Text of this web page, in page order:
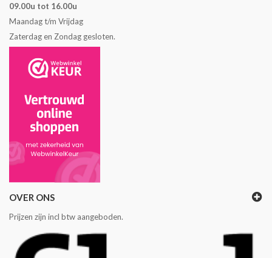
09.00u tot 16.00u
Maandag t/m Vrijdag
Zaterdag en Zondag gesloten.
OVER ONS
Prijzen zijn incl btw aangeboden.